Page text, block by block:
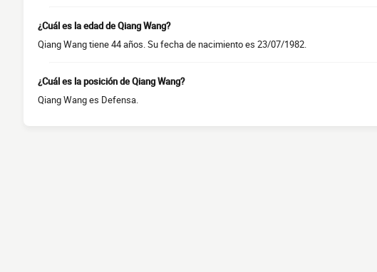
¿Cuál es la edad de Qiang Wang?
Qiang Wang tiene 44 años. Su fecha de nacimiento es 23/07/1982.
¿Cuál es la posición de Qiang Wang?
Qiang Wang es Defensa.